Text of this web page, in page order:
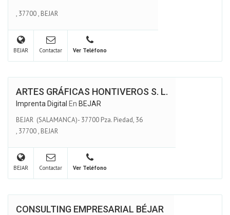
, 37700, BEJAR
BEJAR Contactar Ver Teléfono
ARTES GRÁFICAS HONTIVEROS S. L.
Imprenta Digital En BEJAR
BEJAR (SALAMANCA)- 37700 Pza. Piedad, 36
, 37700, BEJAR
BEJAR Contactar Ver Teléfono
CONSULTING EMPRESARIAL BÉJAR